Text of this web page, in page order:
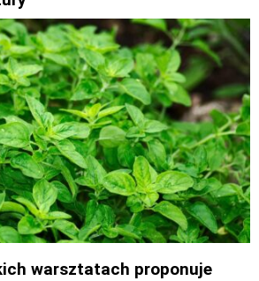
warsztatach proponuje